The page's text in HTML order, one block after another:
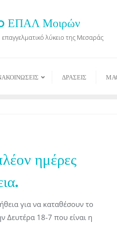
ΕΠΑΛ Μοιρών
επαγγελματικό λύκειο της Μεσαράς
ΔΡΑΣΕΙΣ
ημέρες
για να καταθέσουν το
Δευτέρα 18-7 που είναι η